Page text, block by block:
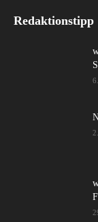
Redaktionstipp